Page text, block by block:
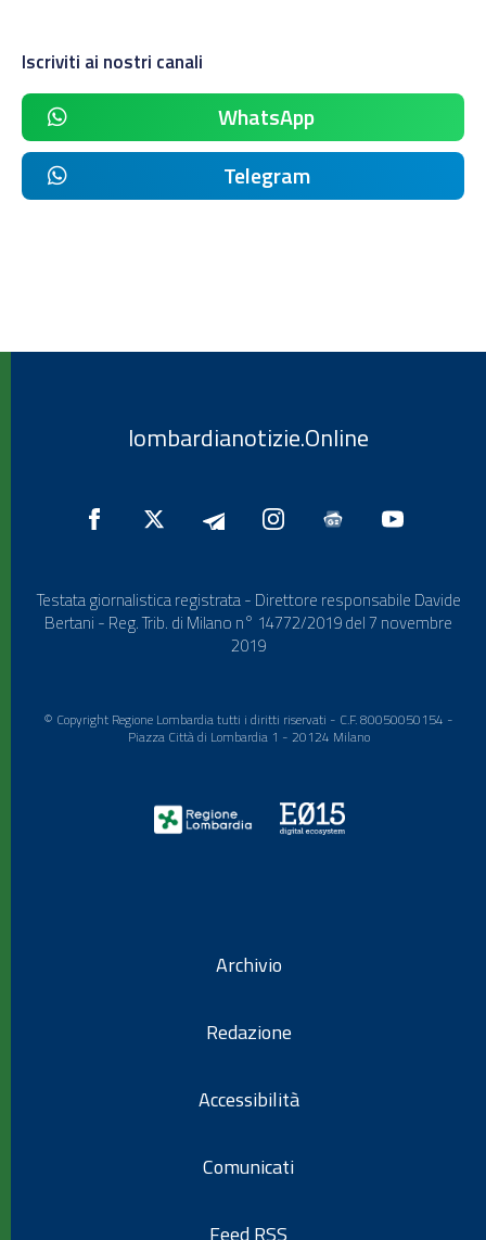
Iscriviti ai nostri canali
WhatsApp
Telegram
lombardianotizie.Online
Testata giornalistica registrata - Direttore responsabile Davide
Bertani - Reg. Trib. di Milano n° 14772/2019 del 7 novembre
2019
© Copyright Regione Lombardia tutti i diritti riservati - C.F. 80050050154 -
Piazza Città di Lombardia 1 - 20124 Milano
Archivio
Redazione
Accessibilità
Comunicati
Feed RSS